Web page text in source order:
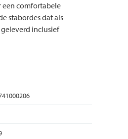
een comfortabele
stabordes dat als
inclusief